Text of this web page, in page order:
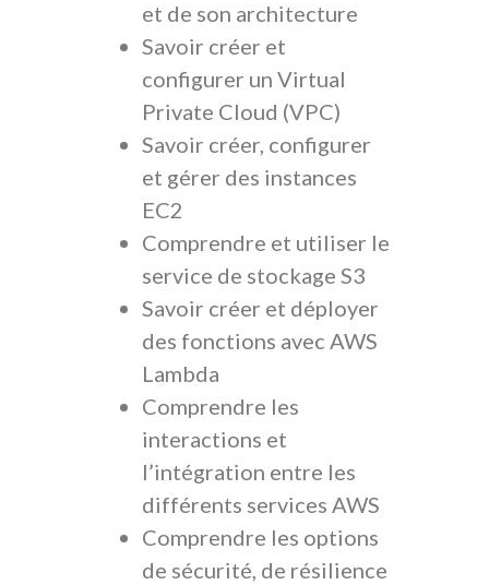
et de son architecture
Savoir créer et
configurer un Virtual
Private Cloud (VPC)
Savoir créer, configurer
et gérer des instances
EC2
Comprendre et utiliser le
service de stockage S3
Savoir créer et déployer
des fonctions avec AWS
Lambda
Comprendre les
interactions et
l’intégration entre les
différents services AWS
Comprendre les options
de sécurité, de résilience